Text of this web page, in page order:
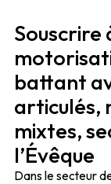
Souscrire
battant
articulés,
mixtes,
l’Évêque
Dans le secteur